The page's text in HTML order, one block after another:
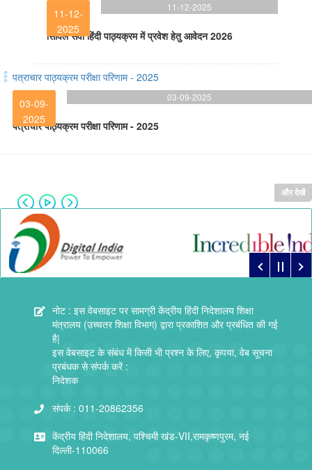
11-12-
2025
11-12-2025
सिविल सेवा हिंदी पाठ्यक्रम में प्रवेश हेतु आवेदन 2026
पत्राचार पाठ्यक्रम परीक्षा परिणाम - 2025
03-09-
2025
03-09-2025
पत्राचार पाठ्यक्रम परीक्षा परिणाम - 2025
और देखें
नोट : इस वेबसाइट पर सामग्री केंद्रीय हिंदी निदेशालय शिक्षा
मंत्रालय (उच्चतर शिक्षा विभाग) द्वारा प्रकाशित और प्रबंधित की गई
है|
इस वेबसाइट के संबंध में किसी भी प्रश्न के लिए, कृपया, वेब सूचना
प्रबंधक से संपर्क करें :
निदेशक
संपर्क : 011-20862356
केंद्रीय हिंदी निदेशालय, पश्चिमी खंड-VII,रामकृष्णपुरम, नई
दिल्ली-110066